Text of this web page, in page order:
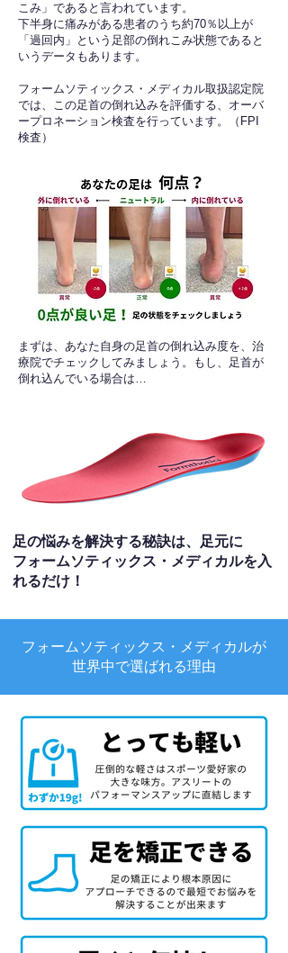
こみ」であると言われています。
下半身に痛みがある患者のうち約70％以上が
「過回内」という足部の倒れこみ状態であると
いうデータもあります。
フォームソティックス・メディカル取扱認定院
では、この足首の倒れ込みを評価する、オーバ
ープロネーション検査を行っています。（FPI
検査）​
​まずは、あなた自身の足首の倒れ込み度を、治
療院でチェックしてみましょう。もし、足首が
倒れ込んでいる場合は…
足の悩みを解決する秘訣は、足元に
フォームソティックス・メディカルを入
れるだけ！
フォームソティックス・メディカルが
世界中で選ばれる理由